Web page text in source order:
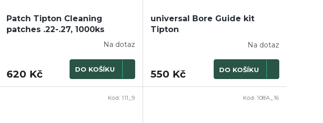
Patch Tipton Cleaning
patches .22-.27, 1000ks
Na dotaz
620 Kč DO KOŠÍKU
universal Bore Guide kit
Tipton
Na dotaz
550 Kč DO KOŠÍKU
Kód:111_9 Kód:108A_16